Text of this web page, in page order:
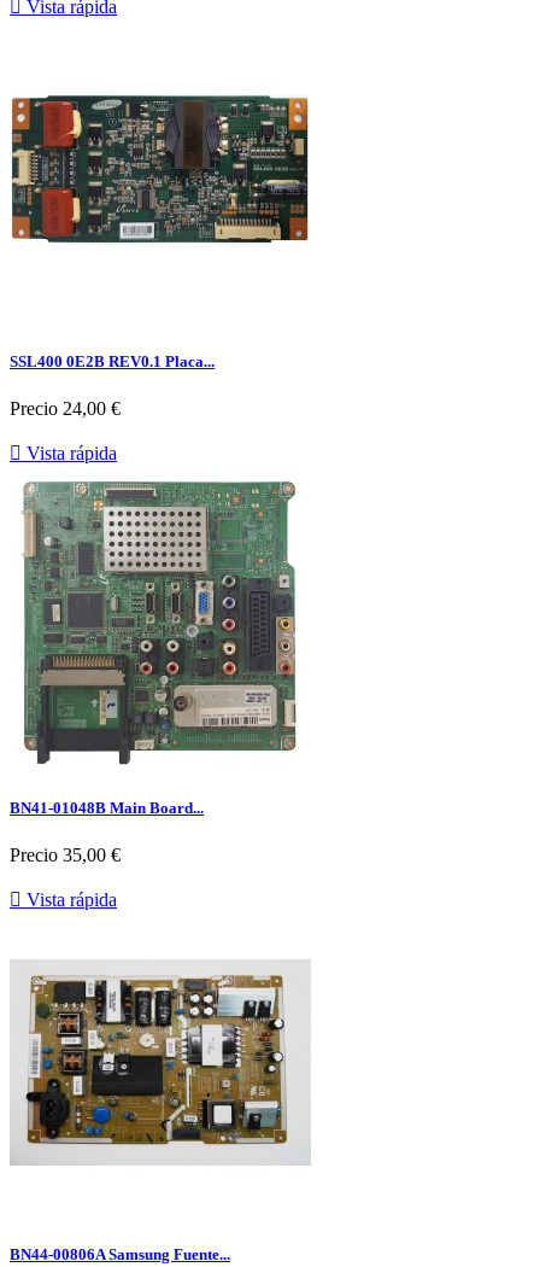
Vista rápida
SSL400 0E2B REV0.1 Placa...
Precio 24,00 €
 Vista rápida
BN41-01048B Main Board...
Precio 35,00 €
 Vista rápida
BN44-00806A Samsung Fuente...